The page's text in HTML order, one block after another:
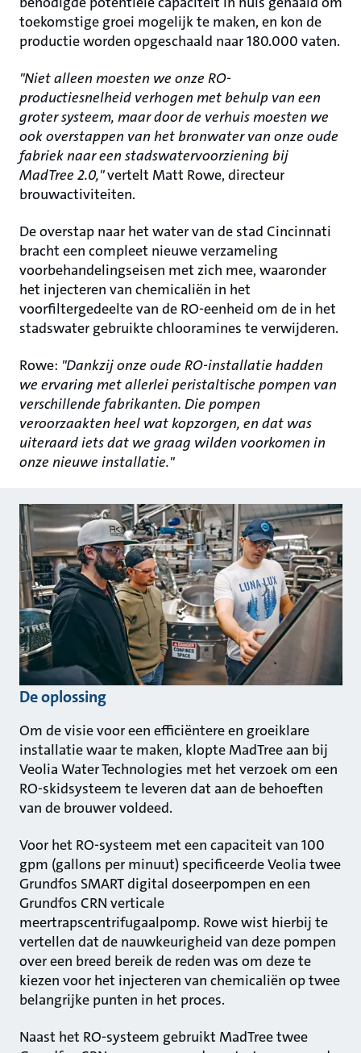
toekomstige groei mogelijk te maken, en kon de
productie worden opgeschaald naar 180.000 vaten.
"Niet alleen moesten we onze RO-
productiesnelheid verhogen met behulp van een
groter systeem, maar door de verhuis moesten we
ook overstappen van het bronwater van onze oude
fabriek naar een stadswatervoorziening bij
MadTree 2.0,"vertelt Matt Rowe, directeur
brouwactiviteiten.
De overstap naar het water van de stad Cincinnati
bracht een compleet nieuwe verzameling
voorbehandelingseisen met zich mee, waaronder
het injecteren van chemicaliën in het
voorfiltergedeelte van de RO-eenheid om de in het
stadswater gebruikte chlooramines te verwijderen.
Rowe: "Dankzij onze oude RO-installatie hadden
we ervaring met allerlei peristaltische pompen van
verschillende fabrikanten. Die pompen
veroorzaakten heel wat kopzorgen, en dat was
uiteraard iets dat we graag wilden voorkomen in
onze nieuwe installatie."
De oplossing
Om de visie voor een efficiëntere en groeiklare
installatie waar te maken, klopte MadTree aan bij
Veolia Water Technologies met het verzoek om een
RO-skidsysteem te leveren dat aan de behoeften
van de brouwer voldeed.
Voor het RO-systeem met een capaciteit van 100
gpm (gallons per minuut) specificeerde Veolia twee
Grundfos SMART digital doseerpompen en een
Grundfos CRN verticale
meertrapscentrifugaalpomp. Rowe wist hierbij te
vertellen dat de nauwkeurigheid van deze pompen
over een breed bereik de reden was om deze te
kiezen voor het injecteren van chemicaliën op twee
belangrijke punten in het proces.
Naast het RO-systeem gebruikt MadTree twee